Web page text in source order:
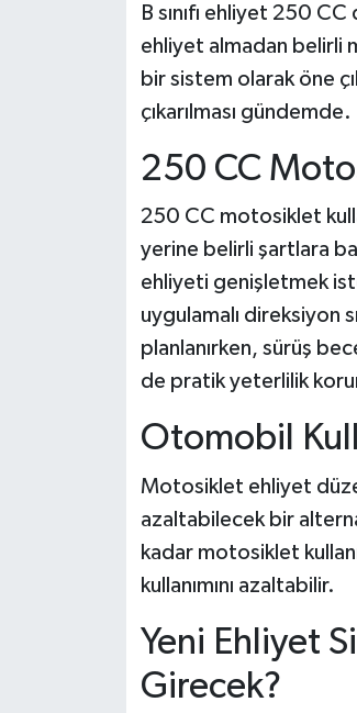
B sınıfı ehliyet 250
ehliyet almadan belirli
bir sistem olarak öne
çıkarılması gündemde.
250 CC
250 CC motosiklet
yerine belirli şartlara
ehliyeti genişletmek
uygulamalı direksiyon
planlanırken, sürüş
de pratik yeterlilik
Otomobil
Motosiklet ehliyet
azaltabilecek bir
kadar motosiklet
kullanımını azaltabilir.
Yeni Ehliyet
Girecek?